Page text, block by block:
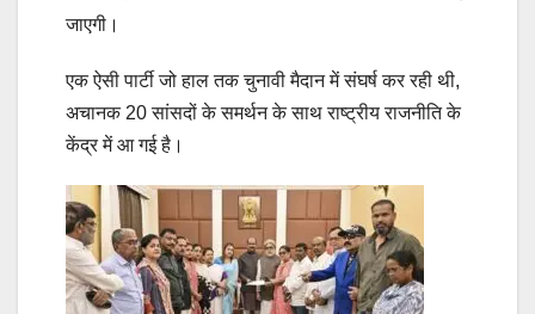
जाएगी।
एक ऐसी पार्टी जो हाल तक चुनावी मैदान में संघर्ष कर रही थी,
अचानक 20 सांसदों के समर्थन के साथ राष्ट्रीय राजनीति के
केंद्र में आ गई है।